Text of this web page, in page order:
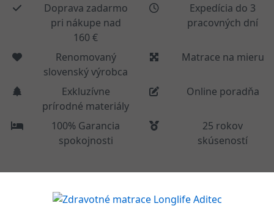
Doprava zadarmo
pri nákupe nad
160 €
Expedícia do 3
pracovných dní
Renomovaný
slovenský výrobca
Matrace na mieru
Exkluzívne
prírodné materiály
Online poradňa
100% Garancia
spokojnosti
25 rokov
skúseností